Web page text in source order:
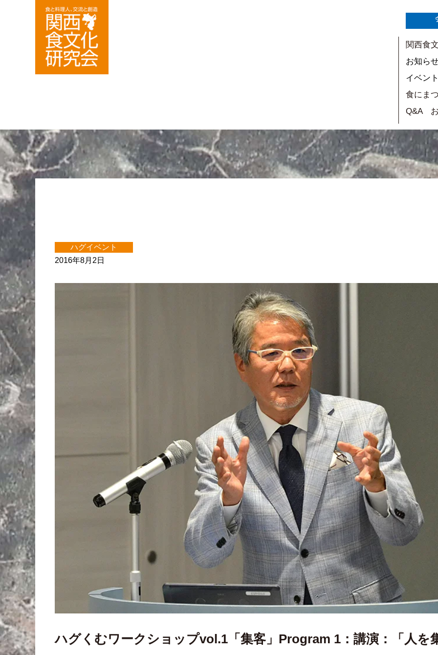
関西食
お知ら
イベン
食にま
Q&A
ハグイベント
2016年8月2日
ハグくむワークショップvol.1「集客」Program 1：講演：「人を